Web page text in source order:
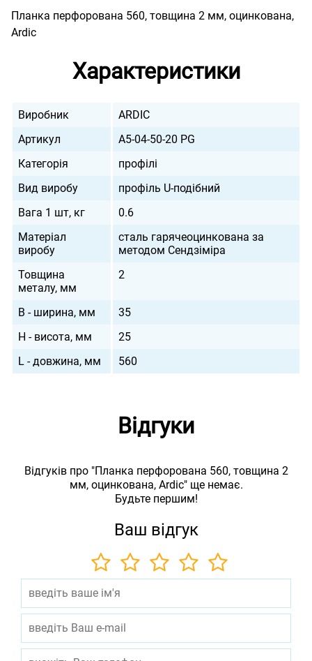
Планка перфорована 560, товщина 2 мм, оцинкована,
Ardic
Характеристики
Виробник
ARDIC
Артикул
A5-04-50-20 PG
Категорія
профілі
Вид виробу
профіль U-подібний
Вага 1 шт, кг
0.6
Матеріал
виробу
сталь гарячеоцинкована за
методом Сендзіміра
Товщина
металу, мм
2
B - ширина, мм
35
H - висота, мм
25
L - довжина, мм
560
Відгуки
Відгуків про "Планка перфорована 560, товщина 2
мм, оцинкована, Ardic" ще немає.
Будьте першим!
Ваш відгук